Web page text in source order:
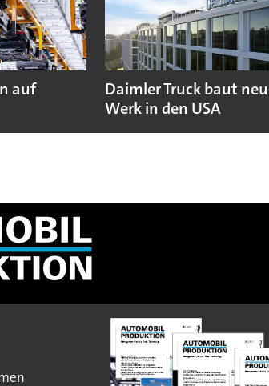
auf
Daimler Truck baut
Werk in den USA